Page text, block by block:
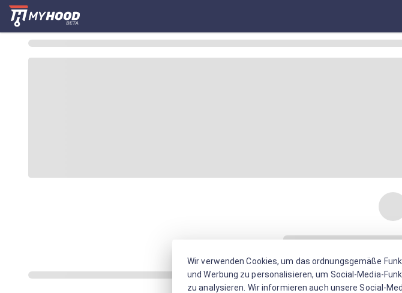
Wir verwenden Cookies, um das ordnungsgemäße
und Werbung zu personalisieren, um Social-Media-
zu analysieren. Wir informieren auch unsere Social-